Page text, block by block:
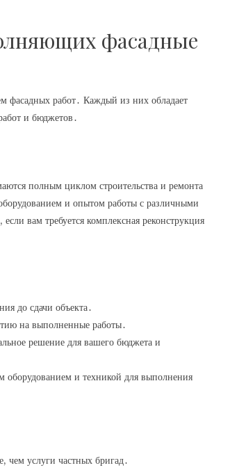
фасадные
фасадных работ․ Каждый из них обладает
и бюджетов․
полным циклом строительства и ремонта
и опытом работы с различными
вам требуется комплексная реконструкция
до сдачи объекта․
на выполненные работы․
решение для вашего бюджета и
оборудованием и техникой для выполнения
чем услуги частных бригад․